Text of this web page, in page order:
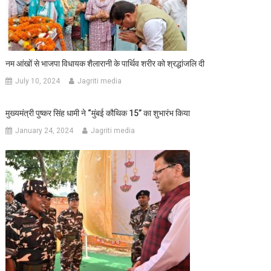
नम आंखों से भाजपा विधायक शैलारानी के पार्थिव शरीर को श्रद्धांजलि दी
July 10, 2024 Jagriti media
मुख्यमंत्री पुष्कर सिंह धामी ने “मुंबई कौथिक 15” का शुभारंभ किया
January 24, 2024 Jagriti media